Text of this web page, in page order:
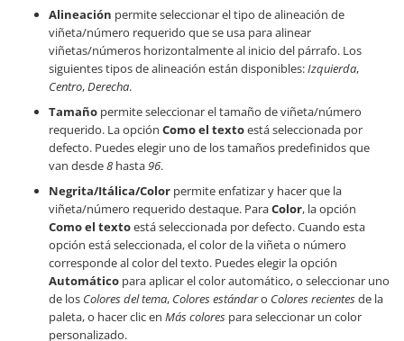
Alineación permite seleccionar el tipo de alineación de
viñeta/número requerido que se usa para alinear
viñetas/números horizontalmente al inicio del párrafo. Los
siguientes tipos de alineación están disponibles:Izquierda,
Centro,Derecha.
Tamaño permite seleccionar el tamaño de viñeta/número
requerido. La opción Como el textoestá seleccionada por
defecto. Puedes elegir uno de los tamaños predefinidos que
van desde8 hasta96.
Negrita/Itálica/Color permite enfatizar y hacer que la
viñeta/número requerido destaque. ParaColor, la opción
Como el textoestá seleccionada por defecto. Cuando esta
opción está seleccionada, el color de la viñeta o número
corresponde al color del texto. Puedes elegir la opción
Automático para aplicar el color automático, o seleccionar uno
de los Colores del tema, Colores estándaro Colores recientesde la
paleta, o hacer clic en Más colores para seleccionar un color
personalizado.